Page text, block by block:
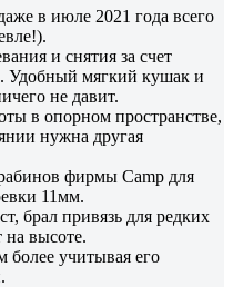
в июле 2021 года всего
и снятия за счет
Удобный мягкий кушак и
не давит.
в опорном пространстве,
нужна другая
фирмы Camp для
11мм.
брал привязь для редких
на высоте.
более учитывая его